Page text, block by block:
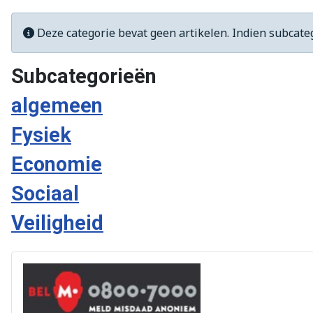
Informatie
Deze categorie bevat geen artikelen. Indien
Subcategorieën
algemeen
Fysiek
Economie
Sociaal
Veiligheid